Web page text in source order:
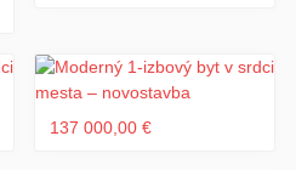
137 000,00 €